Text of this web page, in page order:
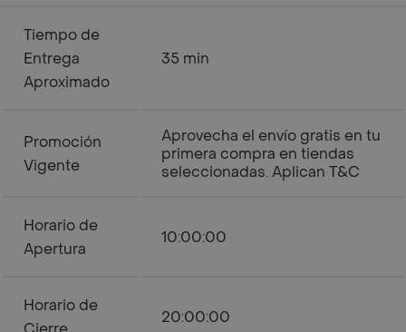
Tiempo de
Entrega
Aproximado
35 min
Promoción
Vigente
Aprovecha el envío gratis en tu
primera compra en tiendas
seleccionadas. Aplican T&C
Horario de
Apertura
10:00:00
Horario de
20:00:00